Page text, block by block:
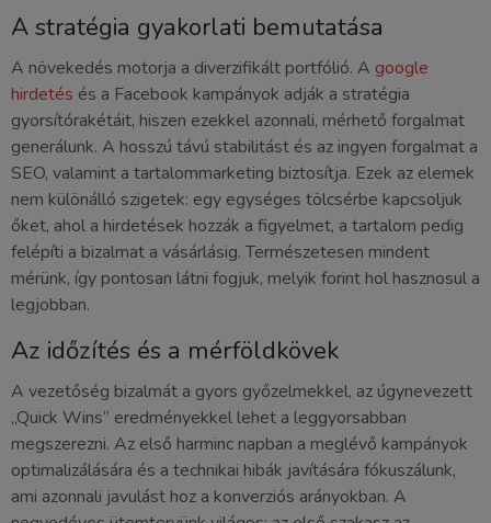
A stratégia gyakorlati bemutatása
A növekedés motorja a diverzifikált portfólió. A google
hirdetés és a Facebook kampányok adják a stratégia
gyorsítórakétáit, hiszen ezekkel azonnali, mérhető forgalmat
generálunk. A hosszú távú stabilitást és az ingyen forgalmat a
SEO, valamint a tartalommarketing biztosítja. Ezek az elemek
nem különálló szigetek: egy egységes tölcsérbe kapcsoljuk
őket, ahol a hirdetések hozzák a figyelmet, a tartalom pedig
felépíti a bizalmat a vásárlásig. Természetesen mindent
mérünk, így pontosan látni fogjuk, melyik forint hol hasznosul a
legjobban.
Az időzítés és a mérföldkövek
A vezetőség bizalmát a gyors győzelmekkel, az úgynevezett
„Quick Wins” eredményekkel lehet a leggyorsabban
megszerezni. Az első harminc napban a meglévő kampányok
optimalizálására és a technikai hibák javítására fókuszálunk,
ami azonnali javulást hoz a konverziós arányokban. A